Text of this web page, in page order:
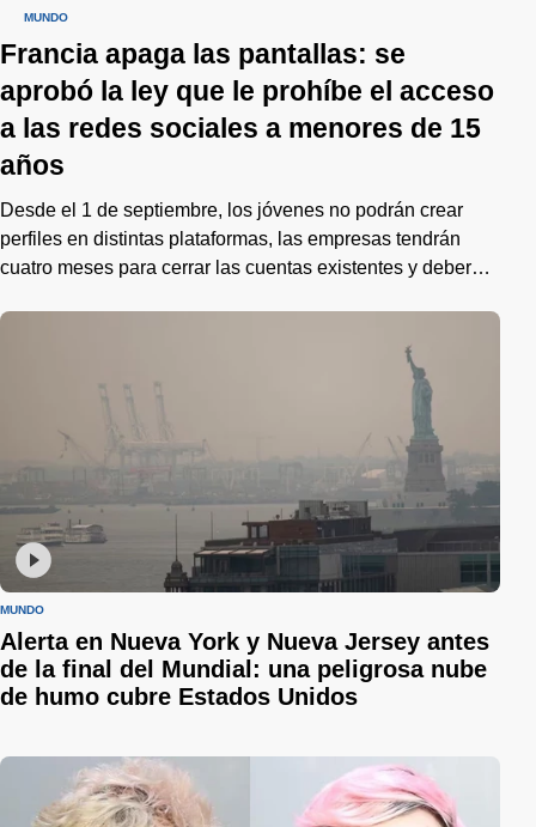
MUNDO
Francia apaga las pantallas: se
aprobó la ley que le prohíbe el acceso
a las redes sociales a menores de 15
años
Desde el 1 de septiembre, los jóvenes no podrán crear
perfiles en distintas plataformas, las empresas tendrán
cuatro meses para cerrar las cuentas existentes y deberán
MUNDO
Alerta en Nueva York y Nueva Jersey antes
de la final del Mundial: una peligrosa nube
de humo cubre Estados Unidos